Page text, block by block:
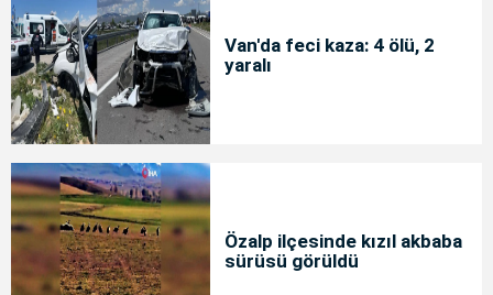
Van'da feci kaza: 4 ölü, 2
yaralı
Özalp ilçesinde kızıl akbaba
sürüsü görüldü